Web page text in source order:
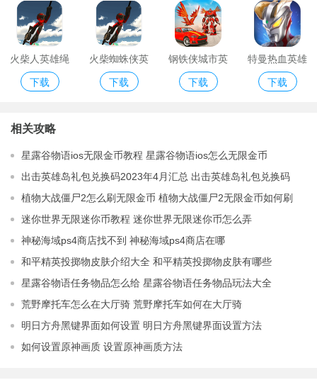
子版
火柴人英雄绳
索英雄无限金
下载
火柴蜘蛛侠英
雄无限金币无
下载
钢铁侠城市英
雄无限金币无
下载
特曼热血英雄
破解版无限钻
下载
相关攻略
星露谷物语ios无限金币教程 星露谷物语ios怎么无限金币
出击英雄岛礼包兑换码2023年4月汇总 出击英雄岛礼包兑换码
2023最新分享
植物大战僵尸2怎么刷无限金币 植物大战僵尸2无限金币如何刷
迷你世界无限迷你币教程 迷你世界无限迷你币怎么弄
神秘海域ps4商店找不到 神秘海域ps4商店在哪
和平精英投掷物皮肤介绍大全 和平精英投掷物皮肤有哪些
星露谷物语任务物品怎么给 星露谷物语任务物品玩法大全
荒野摩托车怎么在大厅骑 荒野摩托车如何在大厅骑
明日方舟黑键界面如何设置 明日方舟黑键界面设置方法
如何设置原神画质 设置原神画质方法